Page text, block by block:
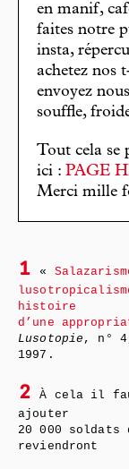
en manif,
faites notre
insta,
achetez nos
envoyez
souffle,
Tout cela se
ici : PAGE
Merci mille
1 «
histoire
d’une
Lusotopie , n°
1997.
2
À cela il
ajouter
20 000 soldats
reviendront
traumatisés à vie